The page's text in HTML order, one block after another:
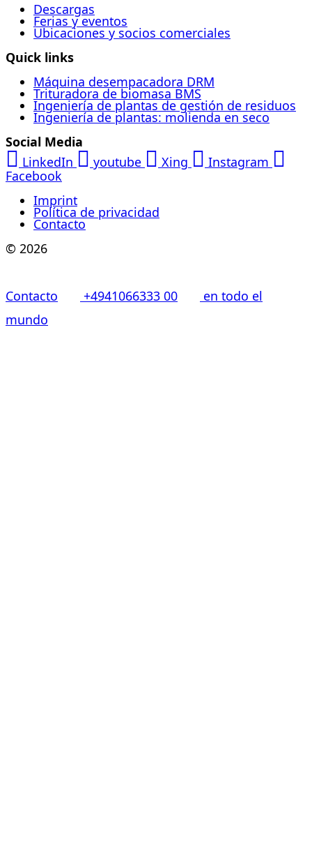
Descargas
Ferias y eventos
Ubicaciones y socios comerciales
Quick links
Máquina desempacadora DRM
Trituradora de biomasa BMS
Ingeniería de plantas de gestión de residuos
Ingeniería de plantas: molienda en seco
Social Media
LinkedIn
youtube Xing
Instagram
Facebook
Imprint
Política de privacidad
Contacto
© 2026
Contacto +4941066333 00
en todo el
mundo